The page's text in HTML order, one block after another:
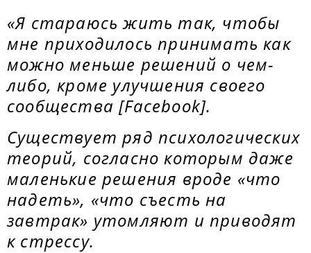
«Я стараюсь жить так, чтобы
мне приходилось принимать как
можно меньше решений о чем-
либо, кроме улучшения своего
сообщества [Facebook].
Существует ряд психологических
теорий, согласно которым даже
маленькие решения вроде «что
надеть», «что съесть на
завтрак» утомляют и приводят
к стрессу.